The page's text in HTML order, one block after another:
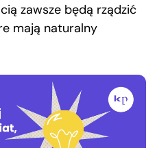
zawsze będą rządzić
mają naturalny